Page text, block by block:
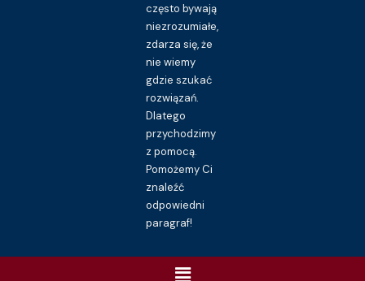
często bywają
niezrozumiałe,
zdarza się, że
nie wiemy
gdzie szukać
rozwiązań.
Dlatego
przychodzimy
z pomocą.
Pomożemy Ci
znaleźć
odpowiedni
paragraf!
Menu